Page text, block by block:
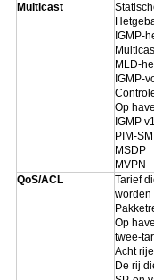
Multicast
IGMP-
MLD-
IGMP-
Op
IGMP
PIM-
MSDP
MVPN
QoS/ACL
Tarief
worden
Op
twee-
Acht
De rij